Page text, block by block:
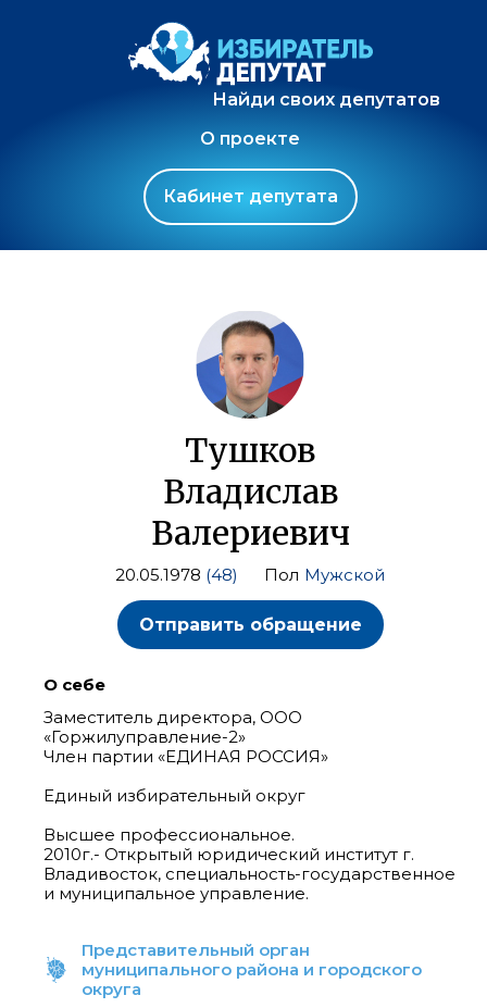
Найди своих депутатов
О проекте
Кабинет депутата
Тушков
Владислав
Валериевич
20.05.1978 (48) Пол Мужской
Отправить обращение
О себе
Заместитель директора, ООО
«Горжилуправление-2»
Член партии «ЕДИНАЯ РОССИЯ»
Единый избирательный округ
Высшее профессиональное.
2010г.- Открытый юридический институт г.
Владивосток, специальность-государственное
и муниципальное управление.
Представительный орган
муниципального района и городского
округа